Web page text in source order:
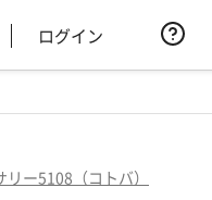
ログイン
ー5108（コトバ）